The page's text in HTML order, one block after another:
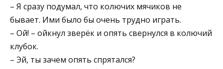
– Я сразу подумал, что колючих мячиков не
бывает. Ими было бы очень трудно играть.
– Ой! – ойкнул зверёк и опять свернулся в колючий
клубок.
– Эй, ты зачем опять спрятался?